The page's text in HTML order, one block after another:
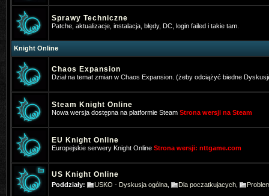
Sprawy Techniczne
Patche, aktualizacje, instalacja, błędy, DC, login failed i takie tam.
Knight Online
Chaos Expansion
Dział na temat zmian w Chaos Expansion. (żeby odciążyć biedne
Steam Knight Online
Nowa wersja dostępna na platformie Steam Strona wersji na Steam
EU Knight Online
Europejskie serwery Knight Online Strona wersji: nttgame.com
US Knight Online
Poddziały: USKO - Dyskusja ogólna Dla poczatkujacych
*Hangman
Gra ktoś w Nową online na